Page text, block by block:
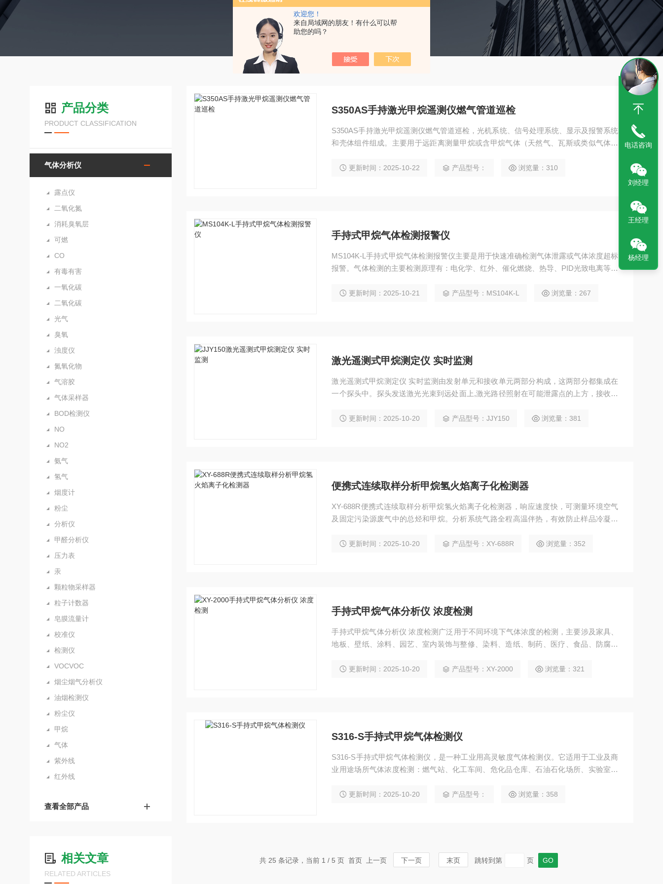
欢迎您！
来自局域网的朋友！有什么可以帮
助您的吗？
产品分类
PRODUCT CLASSIFICATION
气体分析仪
露点仪
二氧化氮
消耗臭氧层
可燃
CO
有毒有害
一氧化碳
二氧化碳
光气
臭氧
浊度仪
氮氧化物
气溶胶
气体采样器
BOD检测仪
NO
NO2
氨气
氢气
烟度计
粉尘
分析仪
甲醛分析仪
压力表
汞
颗粒物采样器
粒子计数器
皂膜流量计
校准仪
检测仪
VOCVOC
烟尘烟气分析仪
油烟检测仪
粉尘仪
甲烷
气体
紫外线
红外线
查看全部产品
相关文章
RELATED ARTICLES
S350AS手持激光甲烷遥测仪燃气管道巡检
S350AS手持激光甲烷遥测仪燃气管道巡检，光机系统、信号处理系统、显示及报警系统
和壳体组件组成。主要用于远距离测量甲烷或含甲烷气体（天然气、瓦斯或类似气体）
更新时间：2025-10-22 产品型号： 浏览量：310
手持式甲烷气体检测报警仪
MS104K-L手持式甲烷气体检测报警仪主要是用于快速准确检测气体泄露或气体浓度超标
报警。气体检测的主要检测原理有：电化学、红外、催化燃烧、热导、PID光致电离等。
储、医药、环保、空气治理等场合。
更新时间：2025-10-21 产品型号：MS104K-L 浏览量：267
激光遥测式甲烷测定仪 实时监测
激光遥测式甲烷测定仪 实时监测由发射单元和接收单元两部分构成，这两部分都集成在
一个探头中。探头发送激光光束到远处面上,激光路径照射在可能泄露点的上方，接收器
更新时间：2025-10-20 产品型号：JJY150 浏览量：381
便携式连续取样分析甲烷氢火焰离子化检测器
XY-688R便携式连续取样分析甲烷氢火焰离子化检测器，响应速度快，可测量环境空气
及固定污染源废气中的总烃和甲烷。分析系统气路全程高温伴热，有效防止样品冷凝或
学习使用。
更新时间：2025-10-20 产品型号：XY-688R 浏览量：352
手持式甲烷气体分析仪 浓度检测
手持式甲烷气体分析仪 浓度检测广泛用于不同环境下气体浓度的检测，主要涉及家具、
地板、壁纸、涂料、园艺、室内装饰与整修、染料、造纸、制药、医疗、食品、防腐、
发场所生产车间中生物制药、家居环保、畜牧养殖、温室培植、仓储物流、酿造发酵、
更新时间：2025-10-20 产品型号：XY-2000 浏览量：321
S316-S手持式甲烷气体检测仪
S316-S手持式甲烷气体检测仪，是一种工业用高灵敏度气体检测仪。它适用于工业及商
业用途场所气体浓度检测：燃气站、化工车间、危化品仓库、石油石化场所、实验室等
品可根据不同的传感器类型检测不同的气体。产品体积小巧、操作简单、携带方便、抗
更新时间：2025-10-20 产品型号： 浏览量：358
共 25 条记录，当前 1 / 5 页 首页 上一页 下一页 末页 跳转到第 页
电话咨询
刘经理
王经理
杨经理